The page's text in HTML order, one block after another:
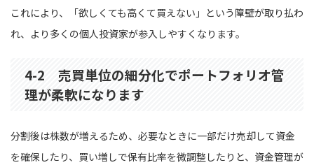
これにより、「欲しくても高くて買えない」という障壁が取り払わ
れ、より多くの個人投資家が参入しやすくなります。
4-2 売買単位の細分化でポートフォリオ管
理が柔軟になります
分割後は株数が増えるため、必要なときに一部だけ売却して資金
を確保したり、買い増しで保有比率を微調整したりと、資金管理が